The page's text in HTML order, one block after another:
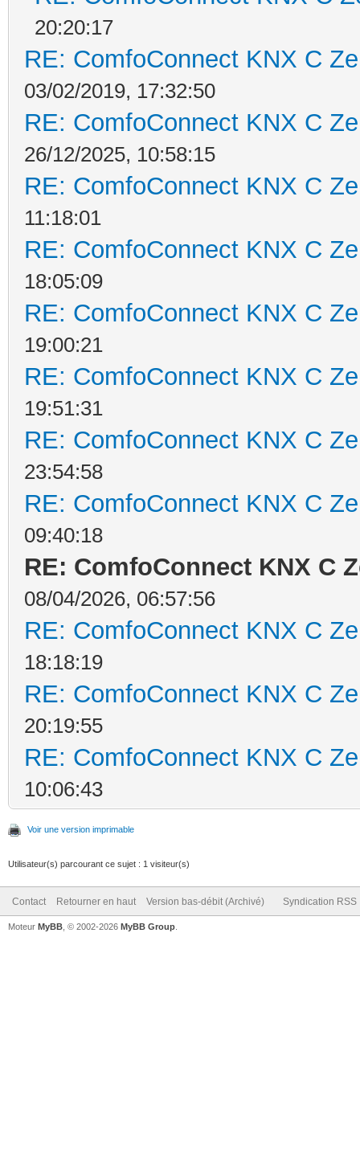
20:20:17
RE: ComfoConnect KNX C
03/02/2019, 17:32:50
RE: ComfoConnect KNX C
26/12/2025, 10:58:15
RE: ComfoConnect KNX C
11:18:01
RE: ComfoConnect KNX C
18:05:09
RE: ComfoConnect KNX C
19:00:21
RE: ComfoConnect KNX C
19:51:31
RE: ComfoConnect KNX C
23:54:58
RE: ComfoConnect KNX C
09:40:18
RE: ComfoConnect KNX C
08/04/2026, 06:57:56
RE: ComfoConnect KNX C
18:18:19
RE: ComfoConnect KNX C
20:19:55
RE: ComfoConnect KNX C
10:06:43
Voir une version imprimable
Utilisateur(s) parcourant ce sujet : 1 visiteur(s)
Contact Retourner en haut Version bas-débit (Archivé) Syndication RSS
Moteur MyBB , © 2002-2026 MyBB Group